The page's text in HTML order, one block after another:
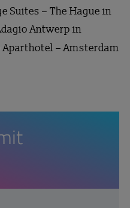
Suites – The Hague in
Antwerp in
Aparthotel – Amsterdam